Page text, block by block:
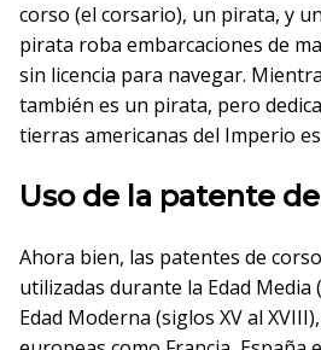
corso (el corsario), un pirata, y
pirata roba embarcaciones de
sin licencia para navegar.
también es un pirata, pero
tierras americanas del Imperio
Uso de la patente
Ahora bien, las patentes de
utilizadas durante la Edad Media
Edad Moderna (siglos XV al